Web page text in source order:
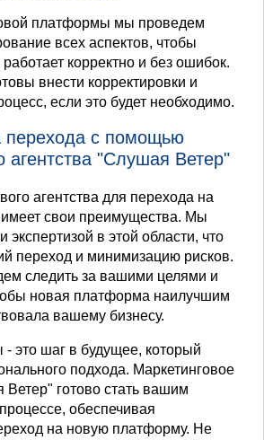
платформы мы проведем
всех аспектов, чтобы
корректно и без ошибок.
внести корректировки и
если это будет необходимо.
перехода с помощью
агентства "Слушая Ветер"
агентства для перехода на
свои преимущества. Мы
в этой области, что
переход и минимизацию рисков.
следить за вашими целями и
новая платформа наилучшим
вашему бизнесу.
это шаг в будущее, который
подхода. Маркетинговое
Ветер" готово стать вашим
обеспечивая
на новую платформу. Не